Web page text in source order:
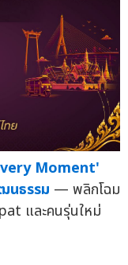
Moment'
นธรรม — พลิกโฉม
และคนรุ่นใหม่